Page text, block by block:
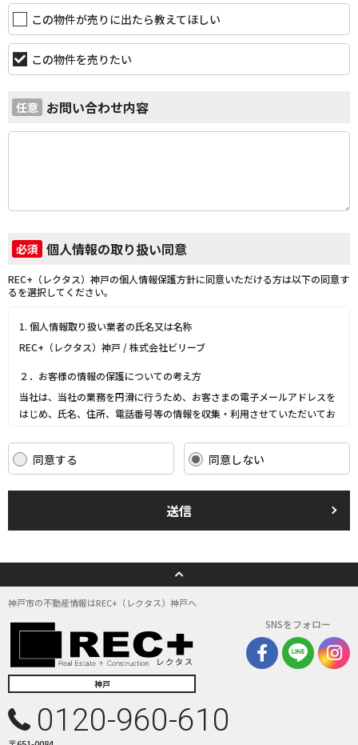
この物件が売りに出たら教えてほしい
この物件を売りたい
任意 お問い合わせ内容
必須 個人情報の取り扱い同意
REC+（レクタス）神戸の個人情報保護方針に同意いただける方は以下の同意す
るを選択してください。
1. 個人情報取り扱い業者の氏名又は名称
REC+（レクタス）神戸 / 株式会社ビリーブ
２．お客様の情報の保護についての考え方
当社は、当社の業務を円滑に行うため、お客さまの電子メールアドレスを
はじめ、氏名、住所、電話番号等の情報を収集・利用させていただいてお
当社は、これらのお客さまの個人情報（以下「お客さま情報」といいま
す。）の適正な保護を重大な責務と認識し、この責務を果たすために、次
法令を遵守し、適切に取り扱います。また、適宜取扱いの改善に努めま
す。
ます。また、取引先等に対しても適切にお客さま情報を取り扱うように要
(3) お客さま情報の収集に際しては、利用目的を特定して通知または公表
(4) お客さま情報の漏洩、紛失、改ざん等を防止するために必要な 対策を
講じて適切な管理を行います。
(5) 保有するお客さま情報について、お客さま本人からの開示、訂正、削
除、利用停止の依頼を所定の窓口でお受けして、誠意をもって対応いたし
具体的には、以下の内容に従ってお客さま情報の取り扱いをいたします。
同意する 同意しない
送信
神戸市の不動産情報はREC+（レクタス）神戸へ
神戸
SNSをフォロー
0120-960-610